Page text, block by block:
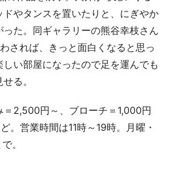
やタンスを置いたりと、にぎやか
た。同ギャラリーの熊谷幸枝さん
されば、きっと面白くなると思っ
い部屋になったので足を運んでも
る。
2,500円～、ブローチ＝1,000円
。営業時間は11時～19時。月曜・
。